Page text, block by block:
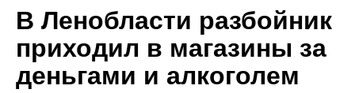
В Ленобласти разбойник
приходил в магазины за
деньгами и алкоголем